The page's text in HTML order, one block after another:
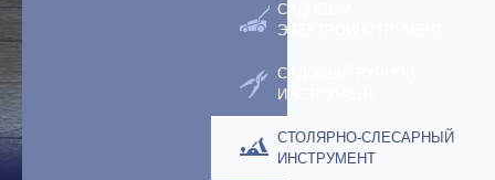
САДОВЫЙ
ЭЛЕКТРОИНСТРУМЕНТ
САДОВЫЙ РУЧНОЙ
ИНСТРУМЕНТ
СТОЛЯРНО-СЛЕСАРНЫЙ
ИНСТРУМЕНТ